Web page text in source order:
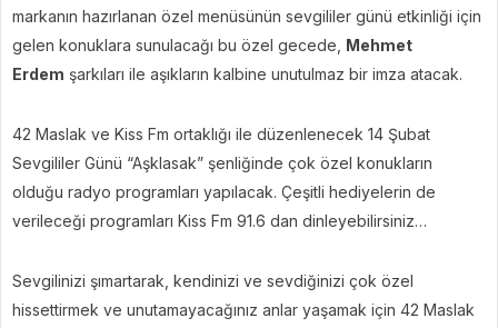
markanın hazırlanan özel menüsünün sevgililer günü etkinliği için
gelen konuklara sunulacağı bu özel gecede, Mehmet
Erdem şarkıları ile aşıkların kalbine unutulmaz bir imza atacak.
42 Maslak ve Kiss Fm ortaklığı ile düzenlenecek 14 Şubat
Sevgililer Günü “Aşklasak” şenliğinde çok özel konukların
olduğu radyo programları yapılacak. Çeşitli hediyelerin de
verileceği programları Kiss Fm 91.6 dan dinleyebilirsiniz…
Sevgilinizi şımartarak, kendinizi ve sevdiğinizi çok özel
hissettirmek ve unutamayacağınız anlar yaşamak için 42 Maslak